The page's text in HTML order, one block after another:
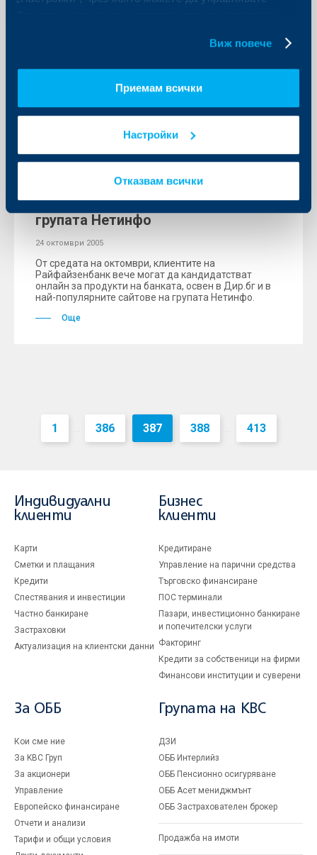
Виж повече
Приемам всички
Настройки
Отказвам всички
Райфайзенбанк разширява
присъствието си в интернет
продукти на банката вече може да
се кандидатства и в сайтовете от
групата Нетинфо
24 октомври 2005
От средата на октомври, клиентите на
Райфайзенбанк вече могат да кандидатстват
онлайн за продукти на банката, освен в Дир.бг и в
най-популярните сайтове на групата Нетинфо.
Още
1 ... 386 387 388 ... 413
Индивидуални
клиенти
Карти
Сметки и плащания
Кредити
Спестявания и инвестиции
Частно банкиране
Застраховки
Актуализация на клиентски данни
Бизнес
клиенти
Кредитиране
Управление на парични средства
Търговско финансиране
ПОС терминали
Пазари, инвестиционно банкиране
и попечителски услуги
Факторинг
Кредити за собственици на фирми
Финансови институции и суверени
За ОББ
Кои сме ние
За KBC Груп
За акционери
Управление
Европейско финансиране
Отчети и анализи
Тарифи и общи условия
Групата на KBC
ДЗИ
ОББ Интерлийз
ОББ Пенсионно осигуряване
ОББ Асет мениджмънт
ОББ Застрахователен брокер
Продажба на имоти